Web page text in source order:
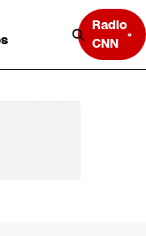
Radio
CNN